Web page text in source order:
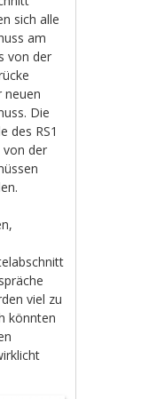
sich alle
am
von der
neuen
Die
des RS1
von der
viel zu
könnten